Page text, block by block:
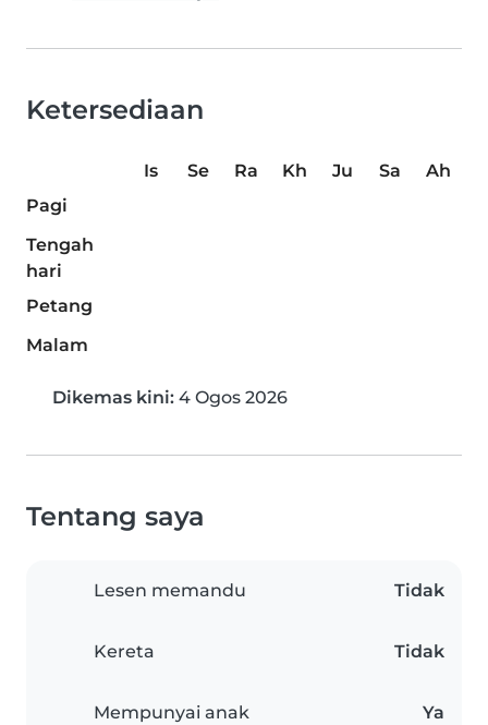
Ketersediaan
Is Se Ra Kh Ju Sa
Ah
Pagi
Tengah
hari
Petang
Malam
Dikemas kini: 4 Ogos 2026
Tentang saya
Lesen memandu Tidak
Kereta Tidak
Mempunyai anak Ya